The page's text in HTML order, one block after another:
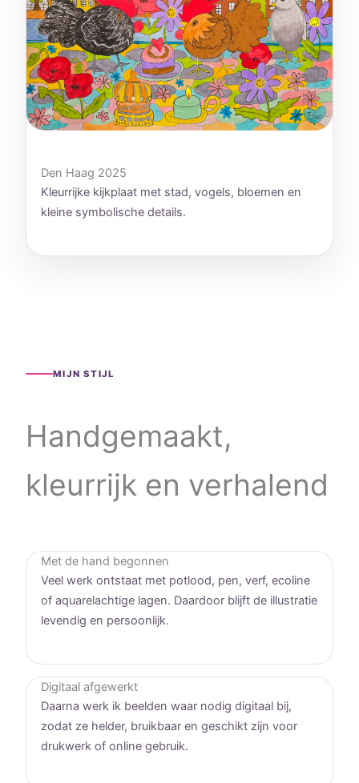
Den Haag 2025
Kleurrijke kijkplaat met stad, vogels, bloemen en
kleine symbolische details.
MIJN STIJL
Handgemaakt,
kleurrijk en verhalend
Met de hand begonnen
Veel werk ontstaat met potlood, pen, verf, ecoline
of aquarelachtige lagen. Daardoor blijft de illustratie
levendig en persoonlijk.
Digitaal afgewerkt
Daarna werk ik beelden waar nodig digitaal bij,
zodat ze helder, bruikbaar en geschikt zijn voor
drukwerk of online gebruik.